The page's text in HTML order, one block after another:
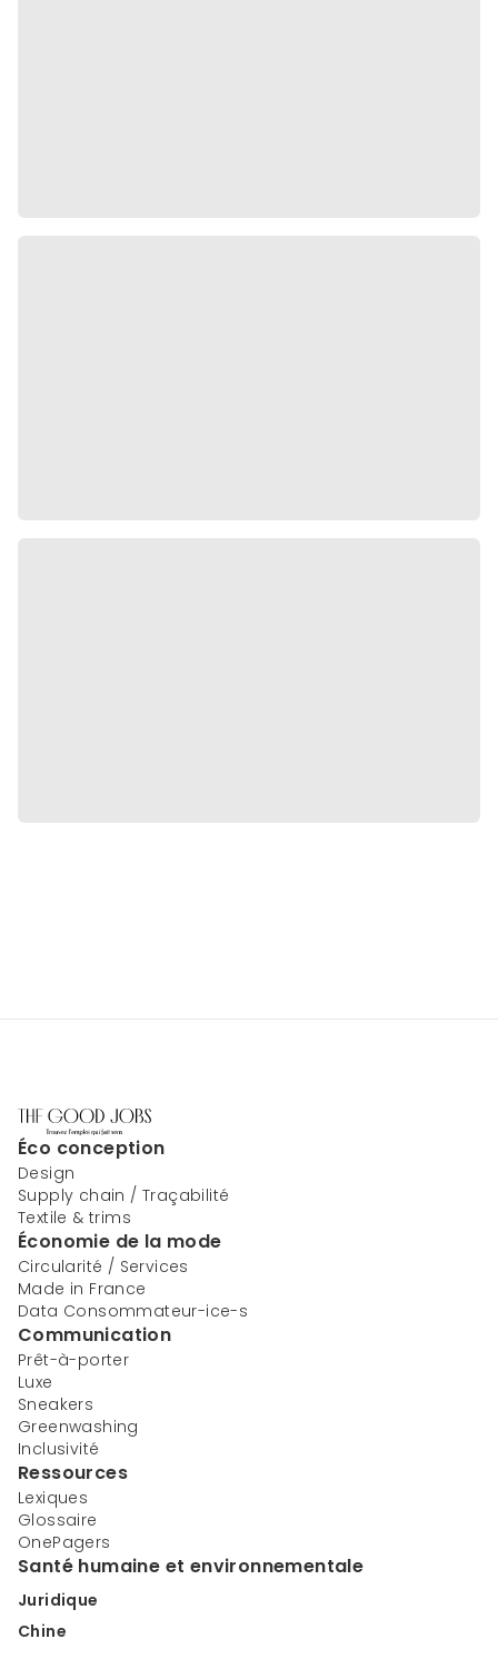
Éco conception
Design
Supply chain / Traçabilité
Textile & trims
Économie de la mode
Circularité / Services
Made in France
Data Consommateur-ice-s
Communication
Prêt-à-porter
Luxe
Sneakers
Greenwashing
Inclusivité
Ressources
Lexiques
Glossaire
OnePagers
Santé humaine et environnementale
Juridique
Chine